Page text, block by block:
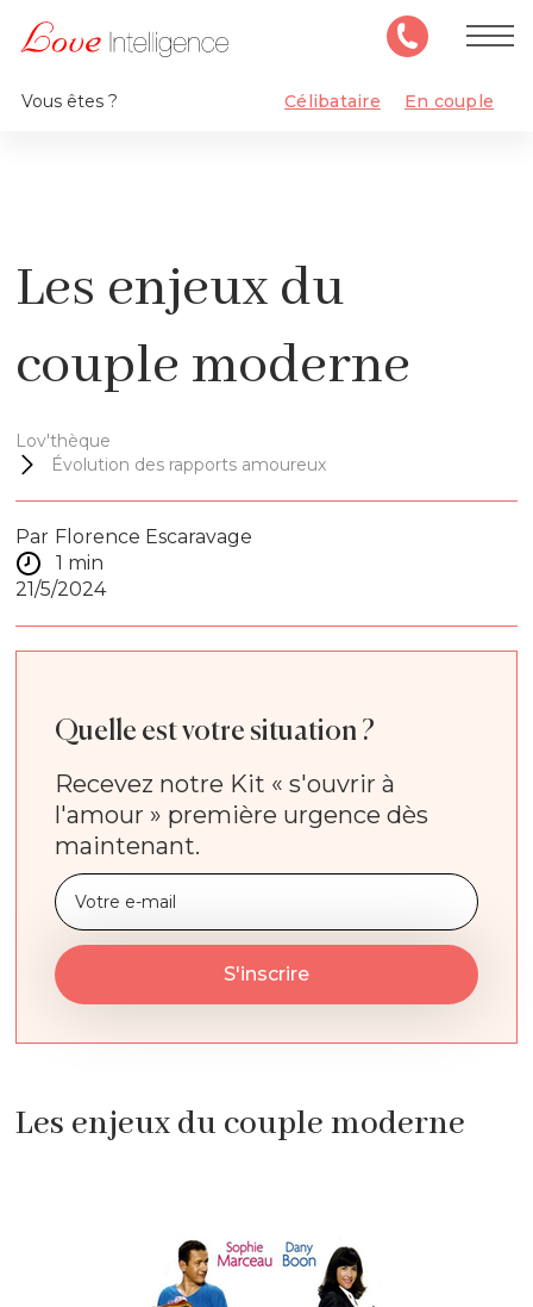
Vous êtes ? Célibataire En couple
Les enjeux du
couple moderne
Lov'thèque
Évolution des rapports amoureux
Par Florence Escaravage
1 min
21/5/2024
Quelle est votre situation ?
Recevez notre Kit « s'ouvrir à
l'amour » première urgence dès
maintenant.
Les enjeux du couple moderne